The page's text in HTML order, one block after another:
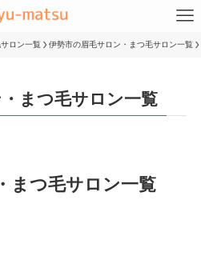
ロン一覧 伊勢市の眉毛サロン・まつ毛サロン一覧
まつ毛サロン一覧
まつ毛サロン一覧